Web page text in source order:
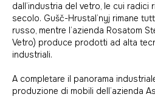
dall’industria del vetro, le cui radici
secolo. Gušč-Hrustal’nyj rimane
russo, mentre l’azienda Rosatom
Vetro) produce prodotti ad alta
industriali.
A completare il panorama
produzione di mobili dell’azienda